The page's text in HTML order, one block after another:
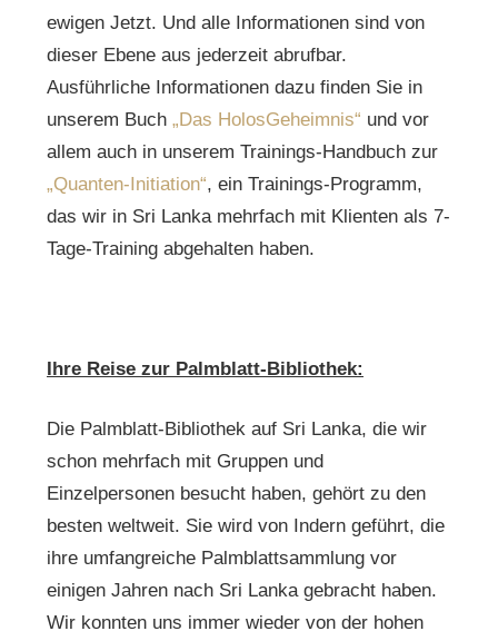
ewigen Jetzt. Und alle Informationen sind von
dieser Ebene aus jederzeit abrufbar.
Ausführliche Informationen dazu finden Sie in
unserem Buch „Das HolosGeheimnis“ und vor
allem auch in unserem Trainings-Handbuch zur
„Quanten-Initiation“, ein Trainings-Programm,
das wir in Sri Lanka mehrfach mit Klienten als 7-
Tage-Training abgehalten haben.
Ihre Reise zur Palmblatt-Bibliothek:
Die Palmblatt-Bibliothek auf Sri Lanka, die wir
schon mehrfach mit Gruppen und
Einzelpersonen besucht haben, gehört zu den
besten weltweit. Sie wird von Indern geführt, die
ihre umfangreiche Palmblattsammlung vor
einigen Jahren nach Sri Lanka gebracht haben.
Wir konnten uns immer wieder von der hohen